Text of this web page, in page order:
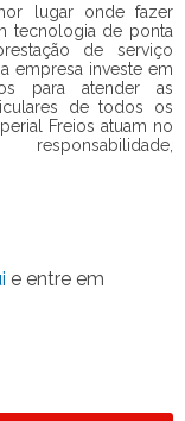
lugar onde fazer
tecnologia de ponta
de serviço
empresa investe em
para atender as
de todos os
Freios atuam no
e entre em